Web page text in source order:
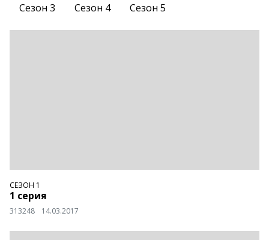
Сезон 3
Сезон 4 Сезон 5
СЕЗОН 1
1 серия
313248 14.03.2017